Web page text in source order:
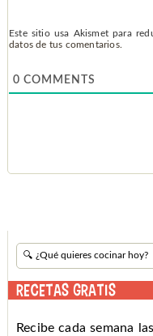
Este sitio usa Akismet para
datos de tus comentarios.
0 COMMENTS
RECETAS GRATIS
Recibe cada semana las